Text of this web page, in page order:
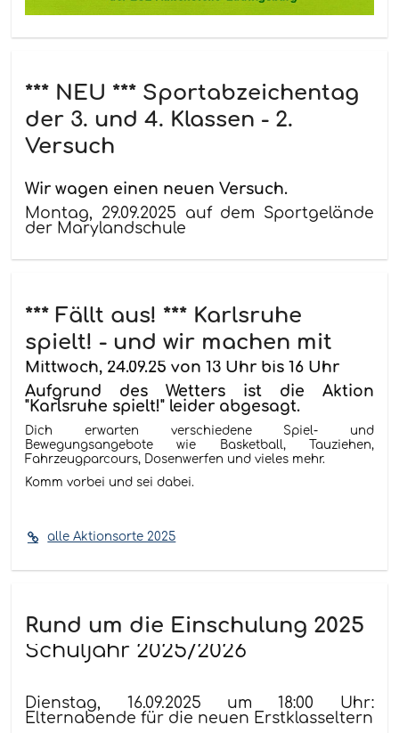
*** NEU *** Sportabzeichentag
der 3. und 4. Klassen - 2.
Versuch
Wir wagen einen neuen Versuch.
Montag, 29.09.2025 auf dem Sportgelände
der Marylandschule
*** Fällt aus! *** Karlsruhe
spielt! - und wir machen mit
Mittwoch, 24.09.25 von 13 Uhr bis 16 Uhr
Aufgrund des Wetters ist die Aktion
"Karlsruhe spielt!" leider abgesagt.
Dich erwarten verschiedene Spiel- und
Bewegungsangebote wie Basketball, Tauziehen,
Fahrzeugparcours, Dosenwerfen und vieles mehr.
Komm vorbei und sei dabei.
alle Aktionsorte 2025
Rund um die Einschulung 2025
Schuljahr 2025/2026
Dienstag, 16.09.2025 um 18:00 Uhr:
Elternabende für die neuen Erstklasseltern